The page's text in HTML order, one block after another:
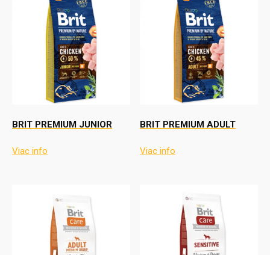
BRIT PREMIUM JUNIOR
Viac info
BRIT PREMIUM ADULT
Viac info